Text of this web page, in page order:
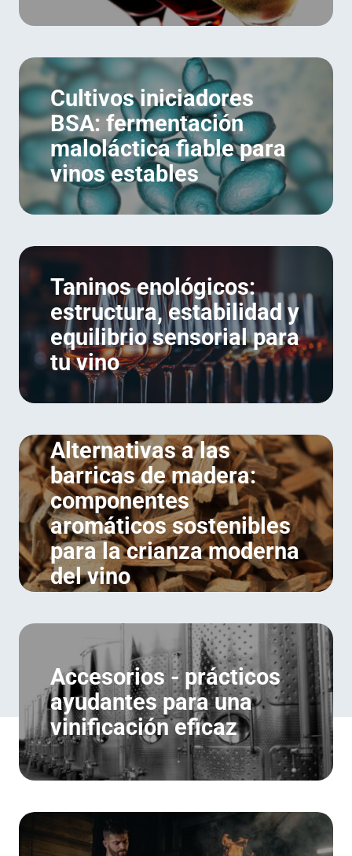
Cultivos iniciadores
BSA: fermentación
maloláctica fiable para
vinos estables
Taninos enológicos:
estructura, estabilidad y
equilibrio sensorial para
tu vino
Alternativas a las
barricas de madera:
componentes
aromáticos sostenibles
para la crianza moderna
del vino
Accesorios - prácticos
ayudantes para una
vinificación eficaz